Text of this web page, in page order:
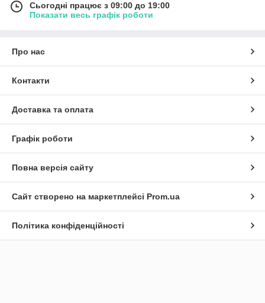
Сьогодні працює з 09:00 до 19:00
Показати весь графік роботи
Про нас
Контакти
Доставка та оплата
Графік роботи
Повна версія сайту
Сайт створено на маркетплейсі Prom.ua
Політика конфіденційності